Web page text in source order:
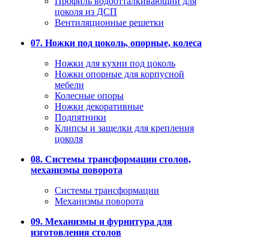
цоколя из ДСП
Вентиляционные решетки
07. Ножки под цоколь, опорные, колеса
Ножки для кухни под цоколь
Ножки опорные для корпусной
мебели
Колесные опоры
Ножки декоративные
Подпятники
Клипсы и защелки для крепления
цоколя
08. Системы трансформации столов,
механизмы поворота
Системы трансформации
Механизмы поворота
09. Механизмы и фурнитура для
изготовления столов